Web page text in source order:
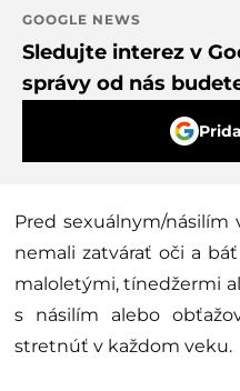
GOOGLE NEWS
Sledujte interez v
správy od nás
Pred sexuálnym/
nemali zatvárať oči a
maloletými, tínedžermi
s násilím alebo
stretnúť v každom veku.